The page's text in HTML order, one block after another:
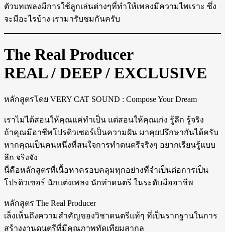
ตัวบทเพลงมีการใช้ลูกเล่นต่างๆที่ทำให้เพลงมีความไพเราะ ซึ่ง
จะมีอะไรบ้าง เรามารับชมกันครับ
The Real Producer
REAL / DEEP / EXCLUSIVE
หลักสูตรโดย VERY CAT SOUND : Compose Your Dream
เราไม่ได้สอนให้คุณแค่ทำเป็น แต่สอนให้คุณเก่ง รู้ลึก รู้จริง
ถ้าคุณมีอาชีพโปรดิวเซอร์เป็นความฝัน มาคุยปรึกษากันได้ครับ
หากคุณเป็นคนหนึ่งที่สนใจการทำดนตรีจริงๆ อยากเรียนรู้แบบ
ลึก จริงจัง
นี่คือหลักสูตรที่เนื้อหาครอบคลุมทุกอย่างที่จำเป็นต่อการเป็น
โปรดิวเซอร์ นักแต่งเพลง นักทำดนตรี ในระดับมืออาชีพ
หลักสูตร The Real Producer
เล็งเห็นถึงความสำคัญของวิชาดนตรีแท้ๆ ที่เป็นรากฐานในการ
สร้างงานดนตรีที่มีคุณภาพทัดเทียมสากล